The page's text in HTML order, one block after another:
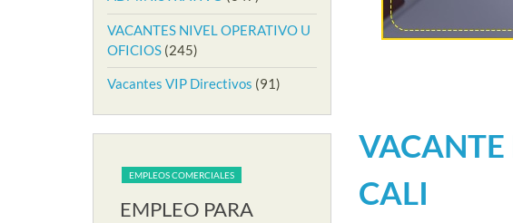
CALI
VACANTES NIVEL OPERATIVO U
OFICIOS (245)
Vacantes VIP Directivos (91)
EMPLEOS COMERCIALES
EMPLEO PARA
EMPLEO PARA